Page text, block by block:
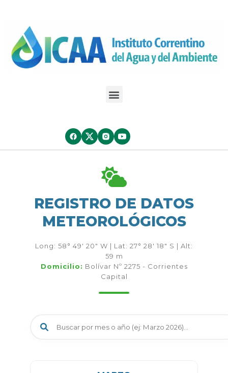
REGISTRO DE DATOS
METEOROLÓGICOS
Long: 58° 49′ 20″ W | Lat: 27° 28′ 18″ S | Alt:
59 m
Domicilio: Bolívar Nº 2275 - Corrientes
Capital